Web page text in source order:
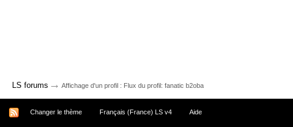
LS forums → Affichage d'un profil : Flux du profil: fanatic b2oba
Changer le thème Français (France) LS v4 Aide